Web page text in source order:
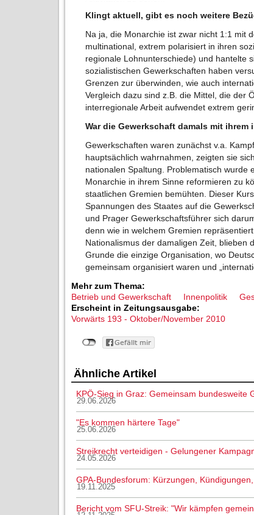
Klingt aktuell, gibt es noch weitere
Na ja, die Monarchie ist zwar nicht 1:1 mit
multinational, extrem polarisiert in ihren
regionale Lohnunterschiede) und hantelte
sozialistischen Gewerkschaften haben
Grenzen zur überwinden, wie auch
Vergleich dazu sind z.B. die Mittel, die der
interregionale Arbeit aufwendet extrem
War die Gewerkschaft damals mit
Gewerkschaften waren zunächst v.a.
hauptsächlich wahrnahmen, zeigten sie
nationalen Spaltung. Problematisch wurde
Monarchie in ihrem Sinne reformieren zu
staatlichen Gremien bemühten. Dieser
Spannungen des Staates auf die
und Prager Gewerkschaftsführer sich
denn wie in welchem Gremien
Nationalismus der damaligen Zeit, blieben
Grunde die einzige Organisation, wo
gemeinsam organisiert waren und
Mehr zum Thema:
Betrieb und Gewerkschaft
Innenpolitik
Erscheint in Zeitungsausgabe:
Vorwärts 193 - Oktober/November 2010
Ähnliche Artikel
KPÖ-Sieg in Graz: Gemeinsam bundesweite
29.06.2026
"Es kommen härtere Tage"
25.06.2026
Streikrecht verteidigen - Gelungener
24.05.2026
GPA-Bundesforum: Kürzungen,
19.11.2025
Bericht vom SFU-Streik: "Wir kämpfen